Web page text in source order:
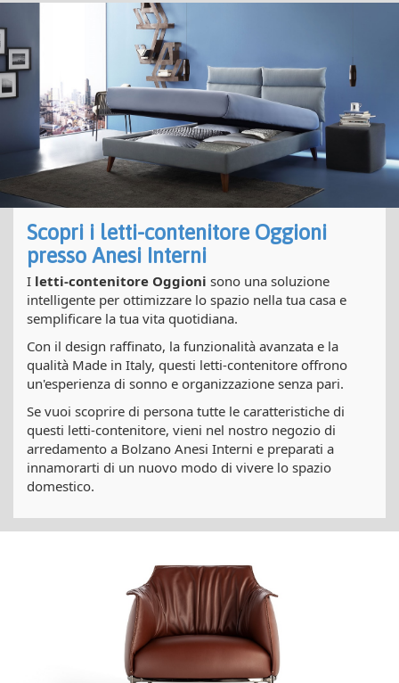
Scopri i letti-contenitore Oggioni
presso Anesi Interni
I letti-contenitore Oggioni sono una soluzione
intelligente per ottimizzare lo spazio nella tua casa e
semplificare la tua vita quotidiana.
Con il design raffinato, la funzionalità avanzata e la
qualità Made in Italy, questi letti-contenitore offrono
un'esperienza di sonno e organizzazione senza pari.
Se vuoi scoprire di persona tutte le caratteristiche di
questi letti-contenitore, vieni nel nostro negozio di
arredamento a Bolzano Anesi Interni e preparati a
innamorarti di un nuovo modo di vivere lo spazio
domestico.